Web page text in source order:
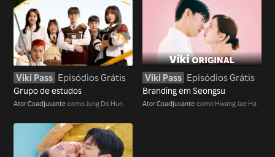
Viki Pass Episódios Grátis
Grupo de estudos
Ator Coadjuvante como Jung Do Hun
Viki Pass Episódios Grátis
Branding em Seongsu
Ator Coadjuvante como Hwang Jae Ha